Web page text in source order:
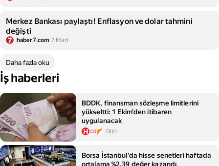
Merkez Bankası paylaştı! Enflasyon ve dolar tahmini
değişti
haber7.com 7 Mart
Daha fazla oku
İş haberleri
BDDK, finansman sözleşme limitlerini
yükseltti: 1 Ekim'den itibaren
uygulanacak
Dün
Borsa İstanbul'da hisse senetleri haftada
ortalama %2,39 değer kazandı